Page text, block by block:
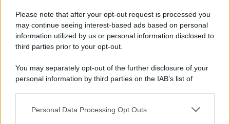
Please note that after your opt-out request is processed you
may continue seeing interest-based ads based on personal
information utilized by us or personal information disclosed to
third parties prior to your opt-out.
You may separately opt-out of the further disclosure of your
personal information by third parties on the IAB’s list of
This information may also be disclosed by us to third parties
Personal Data Processing Opt Outs